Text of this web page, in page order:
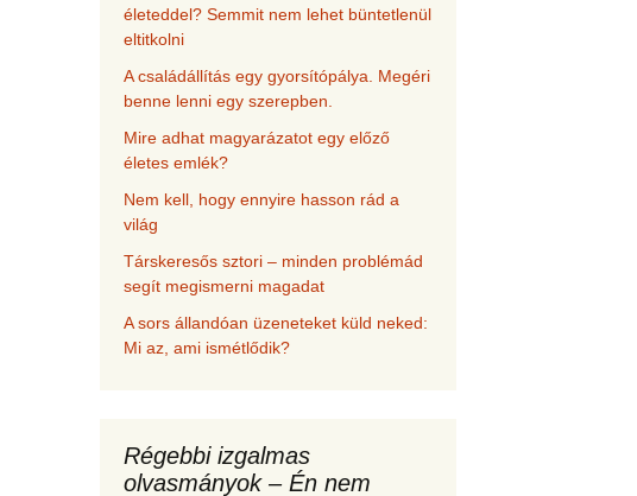
életeddel? Semmit nem lehet büntetlenül
eltitkolni
A családállítás egy gyorsítópálya. Megéri
benne lenni egy szerepben.
Mire adhat magyarázatot egy előző
életes emlék?
Nem kell, hogy ennyire hasson rád a
világ
Társkeresős sztori – minden problémád
segít megismerni magadat
A sors állandóan üzeneteket küld neked:
Mi az, ami ismétlődik?
Régebbi izgalmas
olvasmányok – Én nem